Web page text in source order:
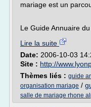
mariage est un
Le Guide Annuaire
Lire la suite
Date: 2006-10-03
Site : http://
Thèmes liés : guide
organisation mariage /
salle de mariage rhone